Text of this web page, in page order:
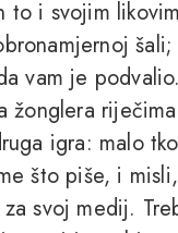
to i svojim
vam je
žonglera
igra: malo
što piše, i
svoj medij.